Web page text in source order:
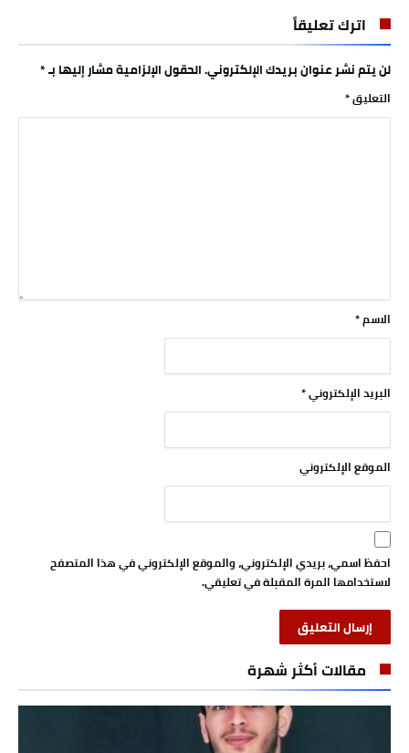
اترك تعليقاً
لن يتم نشر عنوان بريدك الإلكتروني.الحقول الإلزامية مشار إليها بـ*
التعليق*
الاسم*
البريد الإلكتروني*
الموقع الإلكتروني
احفظ اسمي، بريدي الإلكتروني، والموقع الإلكتروني في هذا المتصفح
لاستخدامها المرة المقبلة في تعليقي.
مقالات أكثر شهرة